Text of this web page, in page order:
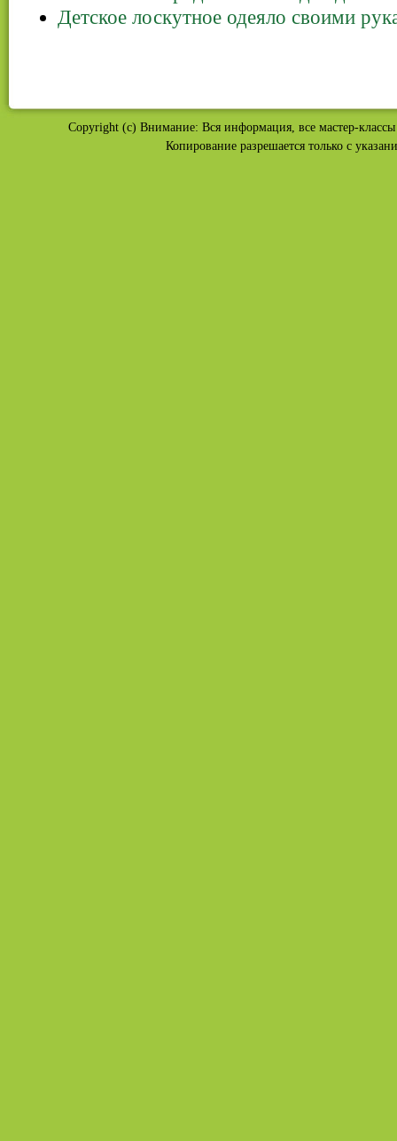
Детское лоскутное одеяло своими
Copyright (c) Внимание: Вся информация, все мастер-
Копирование разрешается только с